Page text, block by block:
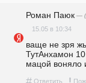
Роман Паюк —
15.05 в 10:34
ваще не зря
ТутАнхамон
мацой воняло
Ответить !